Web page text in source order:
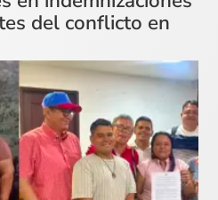
del conflicto en